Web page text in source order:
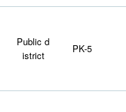
Public d
istrict
PK-5